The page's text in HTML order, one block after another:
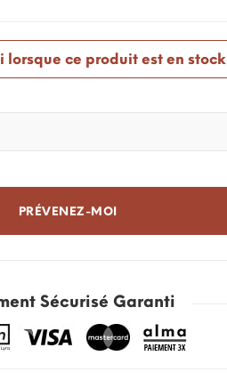
lorsque ce produit est en stock
PRÉVENEZ-MOI
Sécurisé Garanti